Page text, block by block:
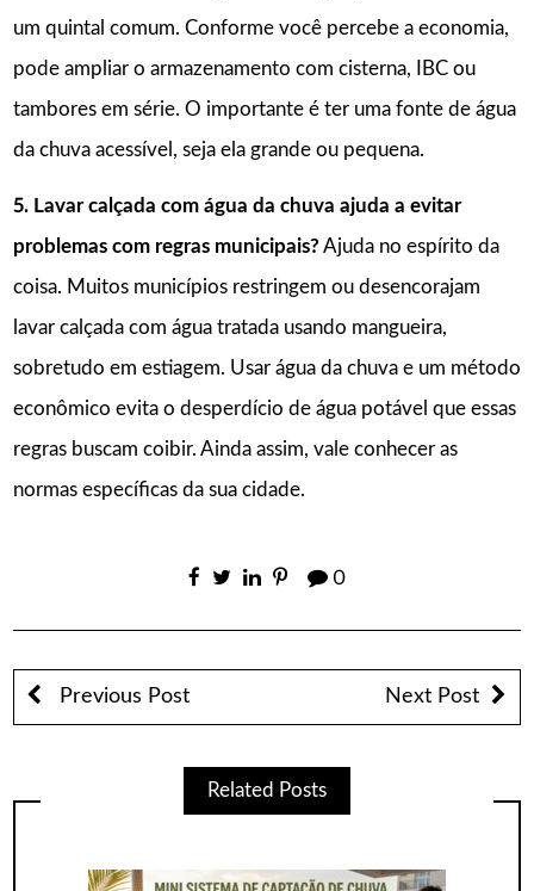
um quintal comum. Conforme você percebe a economia,
pode ampliar o armazenamento com cisterna, IBC ou
tambores em série. O importante é ter uma fonte de água
da chuva acessível, seja ela grande ou pequena.
5. Lavar calçada com água da chuva ajuda a evitar
problemas com regras municipais?Ajuda no espírito da
coisa. Muitos municípios restringem ou desencorajam
lavar calçada com água tratada usando mangueira,
sobretudo em estiagem. Usar água da chuva e um método
econômico evita o desperdício de água potável que essas
regras buscam coibir. Ainda assim, vale conhecer as
normas específicas da sua cidade.
0
Previous Post Next Post
Related Posts